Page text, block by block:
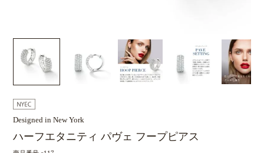
Designed in New York
ハーフエタニティ パヴェ フープピアス